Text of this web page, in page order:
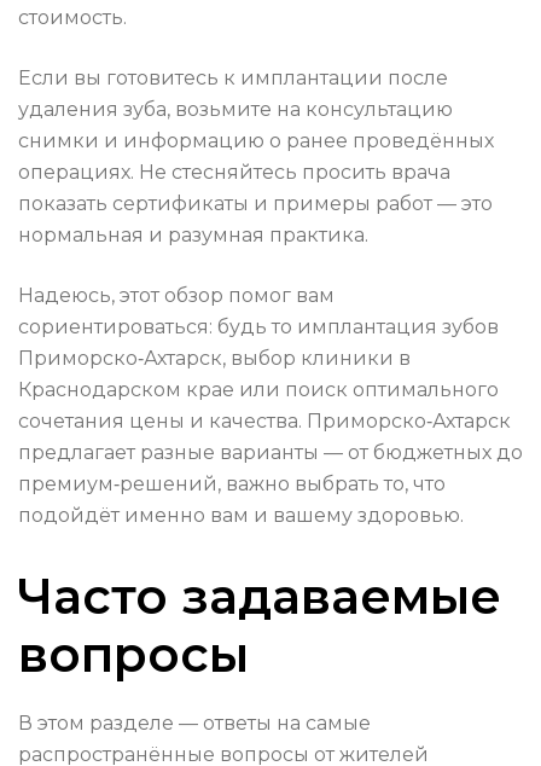
стоимость.
Если вы готовитесь к имплантации после
удаления зуба, возьмите на консультацию
снимки и информацию о ранее проведённых
операциях. Не стесняйтесь просить врача
показать сертификаты и примеры работ — это
нормальная и разумная практика.
Надеюсь, этот обзор помог вам
сориентироваться: будь то имплантация зубов
Приморско‑Ахтарск, выбор клиники в
Краснодарском крае или поиск оптимального
сочетания цены и качества. Приморско‑Ахтарск
предлагает разные варианты — от бюджетных до
премиум‑решений, важно выбрать то, что
подойдёт именно вам и вашему здоровью.
Часто задаваемые
вопросы
В этом разделе — ответы на самые
распространённые вопросы от жителей